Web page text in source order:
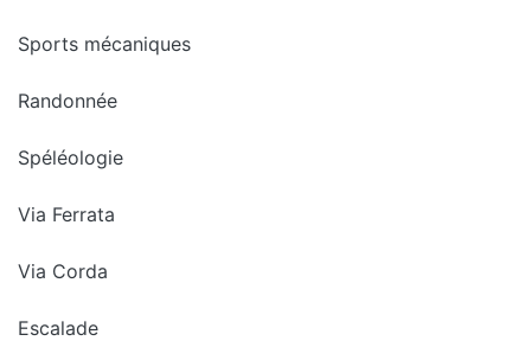
Sports mécaniques
Randonnée
Spéléologie
Via Ferrata
Via Corda
Escalade